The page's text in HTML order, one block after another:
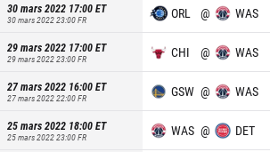
30 mars 2022 17:00ET
30 mars 2022 23:00FR ORL @ WAS
29 mars 2022 17:00ET
29 mars 2022 23:00FR CHI @ WAS
27 mars 2022 16:00ET
27 mars 2022 22:00FR GSW @ WAS
25 mars 2022 18:00ET
25 mars 2022 23:00FR WAS @ DET